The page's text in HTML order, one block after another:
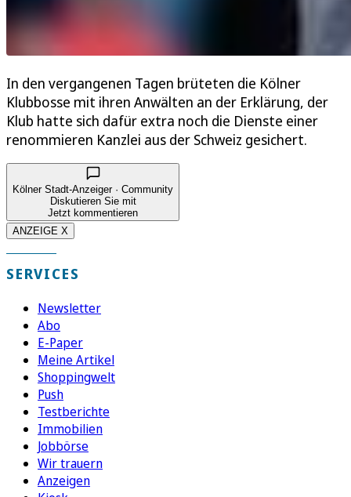
In den vergangenen Tagen brüteten die Kölner
Klubbosse mit ihren Anwälten an der Erklärung, der
Klub hatte sich dafür extra noch die Dienste einer
renommieren Kanzlei aus der Schweiz gesichert.
Kölner Stadt-Anzeiger · Community
Diskutieren Sie mit
Jetzt kommentieren
ANZEIGE X
SERVICES
Newsletter
Abo
E-Paper
Meine Artikel
Shoppingwelt
Push
Testberichte
Immobilien
Jobbörse
Wir trauern
Anzeigen